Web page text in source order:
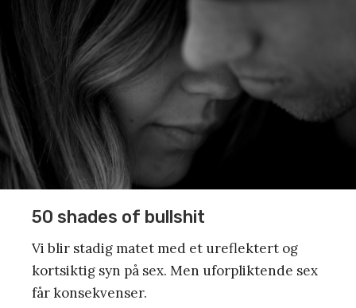
50 shades of bullshit
Vi blir stadig matet med et ureflektert og
kortsiktig syn på sex. Men uforpliktende sex
får konsekvenser.